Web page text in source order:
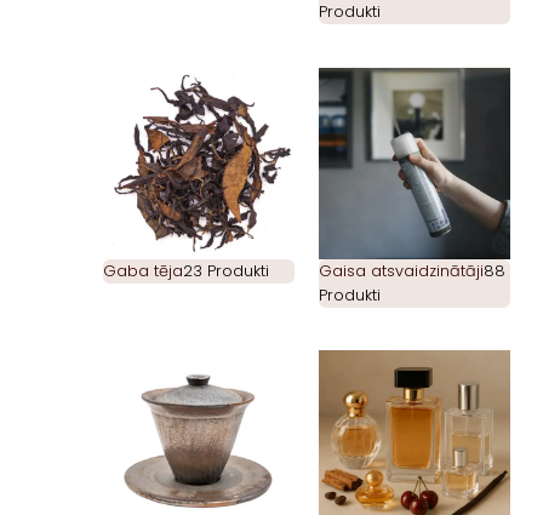
Produkti
Gaba tēja23 Produkti Gaisa atsvaidzinātāji88
Produkti